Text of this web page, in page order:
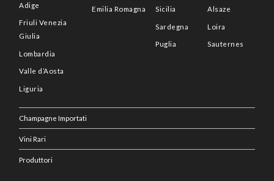
Adige
Friuli Venezia
Giulia
Lombardia
Valle d’Aosta
Liguria
Emilia Romagna Sicilia
Sardegna
Puglia
Alsaze
Loira
Sauternes
Champagne Importati
Vini Rari
Produttori